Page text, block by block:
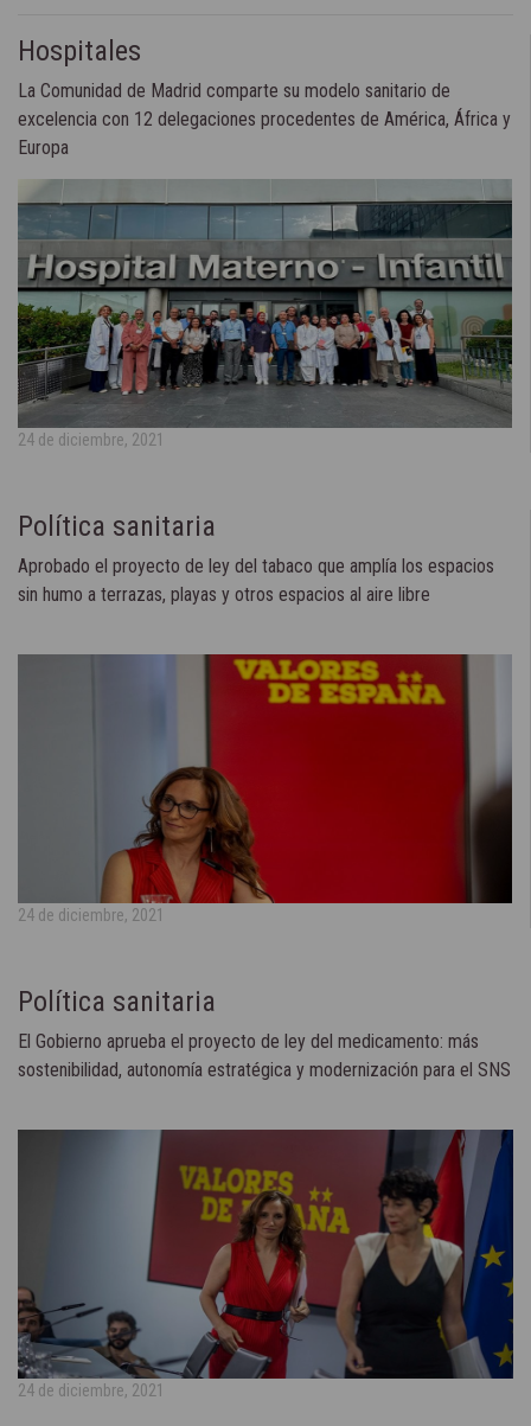
Hospitales
La Comunidad de Madrid comparte su modelo sanitario de
excelencia con 12 delegaciones procedentes de América, África y
Europa
24 de diciembre, 2021
Política sanitaria
Aprobado el proyecto de ley del tabaco que amplía los espacios
sin humo a terrazas, playas y otros espacios al aire libre
24 de diciembre, 2021
Política sanitaria
El Gobierno aprueba el proyecto de ley del medicamento: más
sostenibilidad, autonomía estratégica y modernización para el SNS
24 de diciembre, 2021